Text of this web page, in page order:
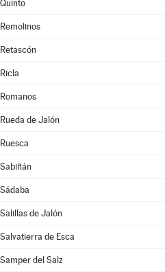
Quinto
Remolinos
Retascón
Ricla
Romanos
Rueda de Jalón
Ruesca
Sabiñán
Sádaba
Salillas de Jalón
Salvatierra de Esca
Samper del Salz